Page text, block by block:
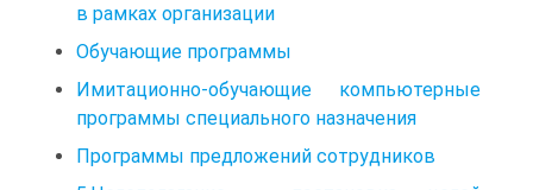
в рамках организации
Обучающие программы
Имитационно-обучающие компьютерные
программы специального назначения
Программы предложений сотрудников